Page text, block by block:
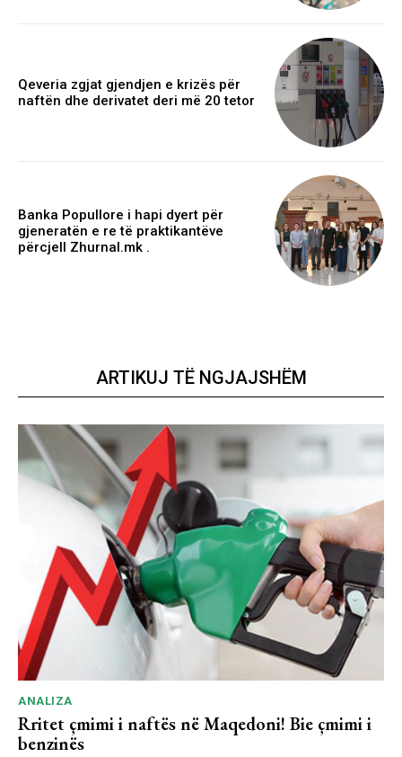
Qeveria zgjat gjendjen e krizës për
naftën dhe derivatet deri më 20 tetor
Banka Popullore i hapi dyert për
gjeneratën e re të praktikantëve
përcjell Zhurnal.mk .
ARTIKUJ TË NGJAJSHËM
ANALIZA
Rritet çmimi i naftës në Maqedoni! Bie çmimi i
benzinës